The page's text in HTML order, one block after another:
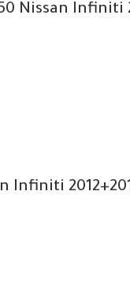
Nissan
Infiniti